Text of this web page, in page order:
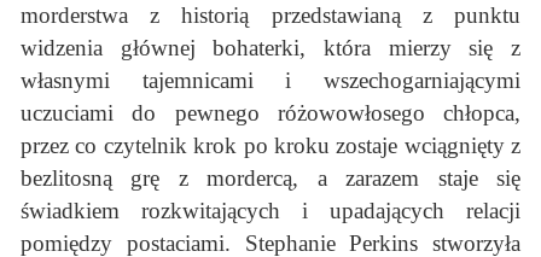
morderstwa z historią przedstawianą z punktu
widzenia głównej bohaterki, która mierzy się z
własnymi tajemnicami i wszechogarniającymi
uczuciami do pewnego różowowłosego chłopca,
przez co czytelnik krok po kroku zostaje wciągnięty z
bezlitosną grę z mordercą, a zarazem staje się
świadkiem rozkwitających i upadających relacji
pomiędzy postaciami. Stephanie Perkins stworzyła